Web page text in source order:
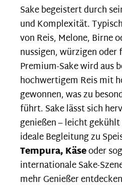
Sake begeistert durch
und Komplexität.
von Reis, Melone, Birne
nussigen, würzigen oder
Premium-Sake wird aus
hochwertigem Reis mit
gewonnen, was zu
führt. Sake lässt sich
genießen – leicht
ideale Begleitung zu
Tempura, Käseoder
internationale Sake-
mehr Genießer